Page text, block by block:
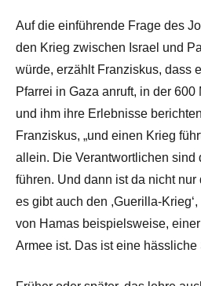
Auf die einführende Frage des
den Krieg zwischen Israel und
würde, erzählt Franziskus, dass
Pfarrei in Gaza anruft, in der
und ihm ihre Erlebnisse
Franziskus, „und einen Krieg
allein. Die Verantwortlichen sind
führen. Und dann ist da nicht
es gibt auch den ,Guerilla-
von Hamas beispielsweise,
Armee ist. Das ist eine hässliche